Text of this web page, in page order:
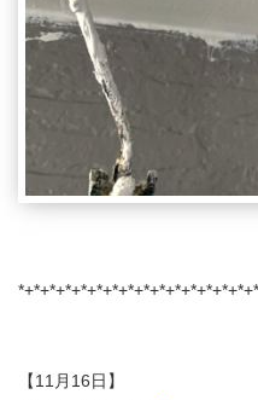
【11月16日】